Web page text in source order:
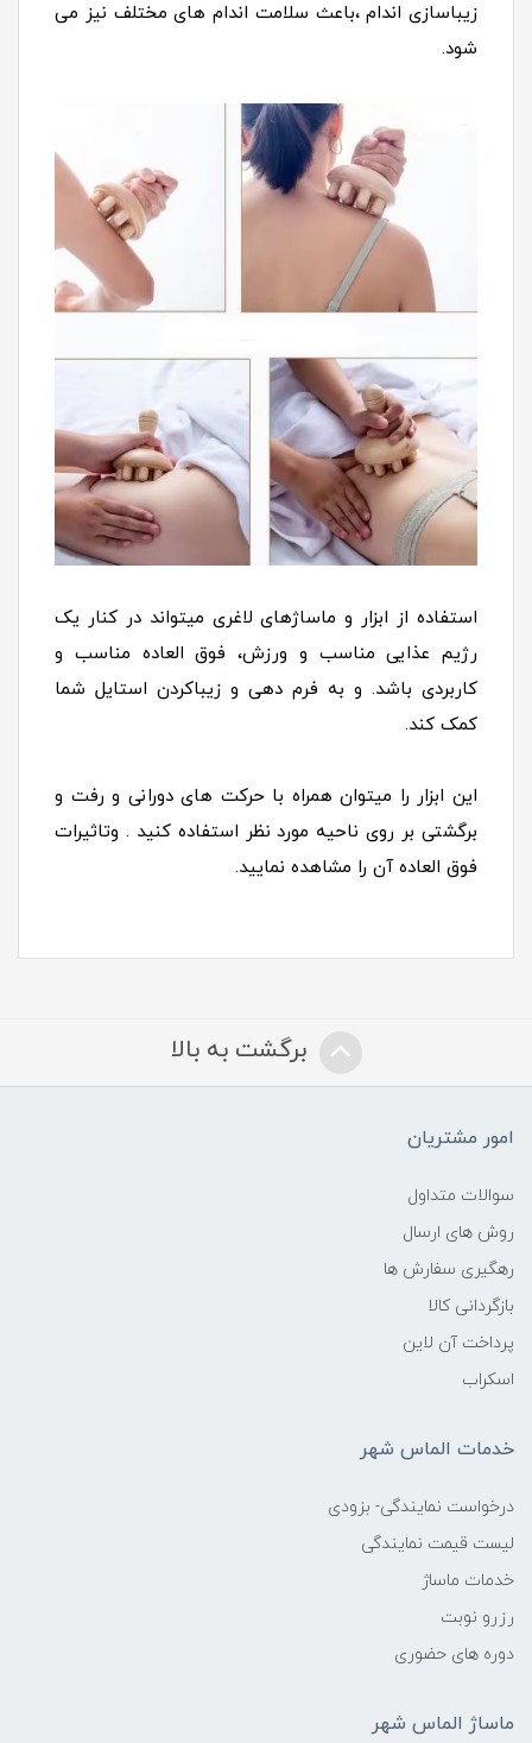
زیباسازی اندام ،باعث سلامت اندام های مختلف نیز می
شود.
استفاده از ابزار و ماساژهای لاغری میتواند در کنار یک
رژیم عذایی مناسب و ورزش، فوق العاده مناسب و
کاربردی باشد. و به فرم دهی و زیباکردن استایل شما
کمک کند.
این ابزار را میتوان همراه با حرکت های دورانی و رفت و
برگشتی بر روی ناحیه مورد نظر استفاده کنید . وتاثیرات
فوق العاده آن را مشاهده نمایید.
برگشت به بالا
امور مشتریان
سوالات متداول
روش های ارسال
رهگیری سفارش ها
بازگردانی کالا
پرداخت آن لاین
اسکراب
خدمات الماس شهر
درخواست نمایندگی- بزودی
لیست قیمت نمایندگی
خدمات ماساژ
رزرو نوبت
دوره های حضوری
ماساژ الماس شهر